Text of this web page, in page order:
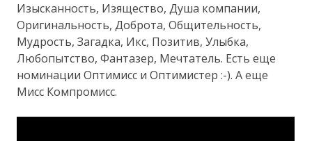
Изысканность, Изящество, Душа компании,
Оригинальность, Доброта, Общительность,
Мудрость, Загадка, Икс, Позитив, Улыбка,
Любопытство, Фантазер, Мечтатель. Есть еще
номинации Оптимисс и Оптимистер :-). А еще
Мисс Компромисс.